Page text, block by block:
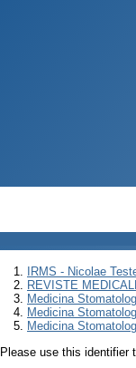
IRMS - Nicolae
REVISTE
Medicina
Medicina
Medicina
Please use this identifier